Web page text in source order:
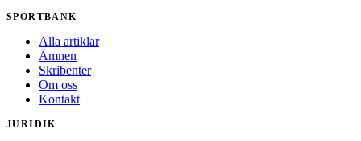
SPORTBANK
Alla artiklar
Ämnen
Skribenter
Om oss
Kontakt
JURIDIK